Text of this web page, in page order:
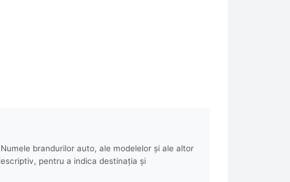
brandurilor auto, ale modelelor și ale altor
pentru a indica destinația și